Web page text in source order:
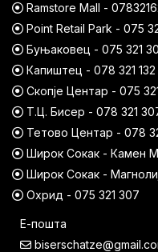
Ramstore Mall -
Point Retail Park - 075
Буњаковец - 075 321
Капиштец - 078 321 132
Скопје Центар - 075
Т.Ц. Бисер - 078 321
Тетово Центар - 078
Широк Сокак - Камен
Широк Сокак -
Охрид - 075 321 307
Е-пошта